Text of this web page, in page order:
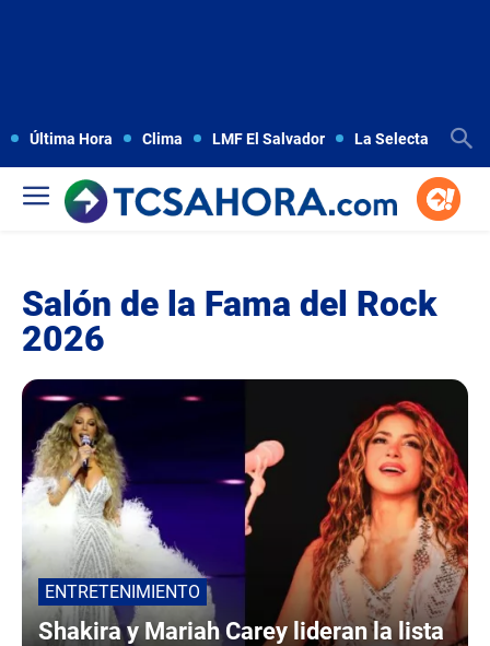
Última Hora Clima LMF El Salvador La Selecta
Salón de la Fama del Rock
2026
ENTRETENIMIENTO
Shakira y Mariah Carey lideran la lista